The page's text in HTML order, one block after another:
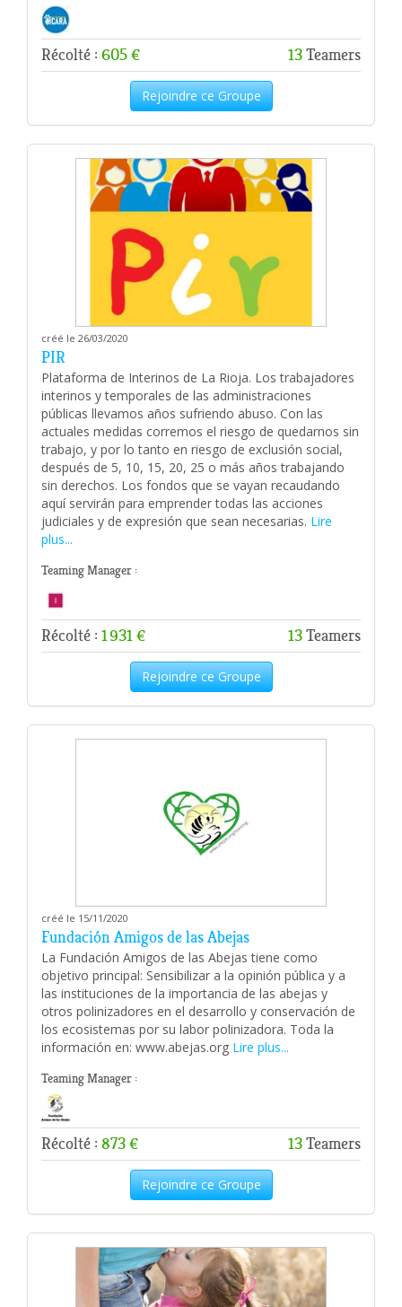
Récolté : 605 € 13Teamers
Rejoindre ce Groupe
créé le 26/03/2020
PIR
Plataforma de Interinos de La Rioja. Los trabajadores
interinos y temporales de las administraciones
públicas llevamos años sufriendo abuso. Con las
actuales medidas corremos el riesgo de quedarnos sin
trabajo, y por lo tanto en riesgo de exclusión social,
después de 5, 10, 15, 20, 25 o más años trabajando
sin derechos. Los fondos que se vayan recaudando
aquí servirán para emprender todas las acciones
judiciales y de expresión que sean necesarias. Lire
plus...
Teaming Manager :
Récolté : 1 931 € 13Teamers
Rejoindre ce Groupe
créé le 15/11/2020
Fundación Amigos de las Abejas
La Fundación Amigos de las Abejas tiene como
objetivo principal: Sensibilizar a la opinión pública y a
las instituciones de la importancia de las abejas y
otros polinizadores en el desarrollo y conservación de
los ecosistemas por su labor polinizadora. Toda la
información en: www.abejas.org Lire plus...
Teaming Manager :
Récolté : 873 € 13Teamers
Rejoindre ce Groupe